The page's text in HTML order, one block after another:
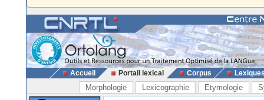
Accueil Portail lexical Corpus
Morphologie Lexicographie Etymologie